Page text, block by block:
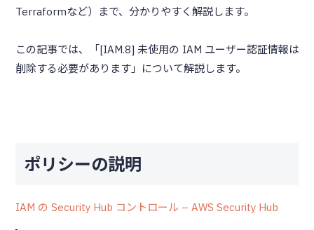
Terraformなど）まで、分かりやすく解説します。
この記事では、「[IAM.8] 未使用の IAM ユーザー認証情報は
削除する必要があります」について解説します。
ポリシーの説明
IAM の Security Hub コントロール – AWS Security Hub